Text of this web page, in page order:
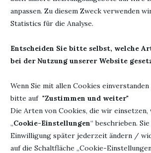
anpassen. Zu diesem Zweck verwenden
Statistics für die Analyse.
Entscheiden Sie bitte selbst, welche
bei der Nutzung unserer Website
Wenn Sie mit allen Cookies
bitte auf "Zustimmen und weiter"
Die Arten von Cookies, die wir
„Cookie-Einstellungen“ beschrieben.
Einwilligung später jederzeit ändern /
auf die Schaltfläche „Cookie-
Titel: Merry Christmas,
Cowboy
ISBN: 978-
9. Dezember 2019 0